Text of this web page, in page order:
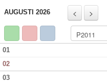
AUGUSTI 2026
01
02
03